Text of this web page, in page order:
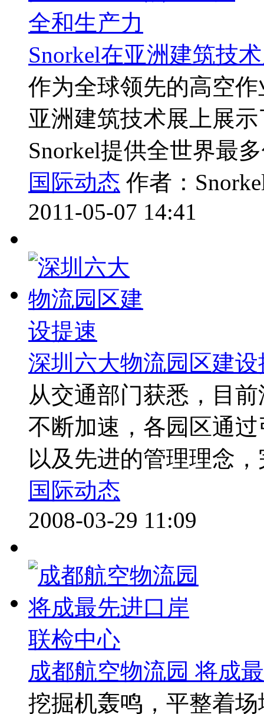
Snorkel在亚洲建筑技
作为全球领先的高空
亚洲建筑技术展上展
Snorkel提供全世界最
国际动态 作者：
2011-05-07 14:41
深圳六大物流园区建设
从交通部门获悉，目
不断加速，各园区通
以及先进的管理理念
国际动态
2008-03-29 11:09
成都航空物流园 将成
挖掘机轰鸣，平整着